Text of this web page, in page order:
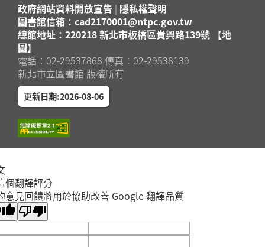
政府網站資料開放宣告 | 隱私權聲明
圖書館信箱：cad2170001@ntpc.gov.tw
總館地址：220218 新北市板橋區貴興路139號 【地
圖】
電話：02-29537868 傳真：02-29538139
新北市立圖書館 版權所有
更新日期:2026-08-06
個翻譯評分
意見回饋將用於協助改善 Google 翻譯品質